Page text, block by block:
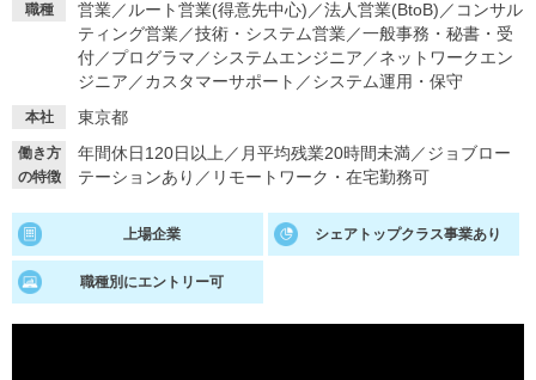
就活ノウハウ・サポート
就活支援
就活ノウハウが満載！ お役立ち記事・相談室など
あなたに合う仕事を診断！ 動画で対策講座をチェック
就活ニュースペーパー
職種 営業／ ルート営業(得意先中心) ／法人営業(BtoB) ／ コンサル
ティング営業／技術・システム営業／一般事務・秘書・受
付／プログラマ ／システムエンジニア ／ネットワークエン
ジニア ／カスタマーサポート ／システム運用・保守
本社 東京都
働き方
の特徴
年間休日120日以上 ／ 月平均残業20時間未満／ジョブロー
テーションあり ／ リモートワーク・在宅勤務可
上場企業 シェアトップクラス事業あり
職種別にエントリー可